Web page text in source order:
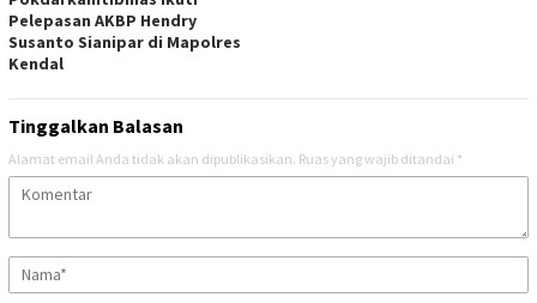
Pelepasan AKBP Hendry
Susanto Sianipar di Mapolres
Kendal
Tinggalkan Balasan
Alamat email Anda tidak akan dipublikasikan. Ruas yang wajib ditandai *